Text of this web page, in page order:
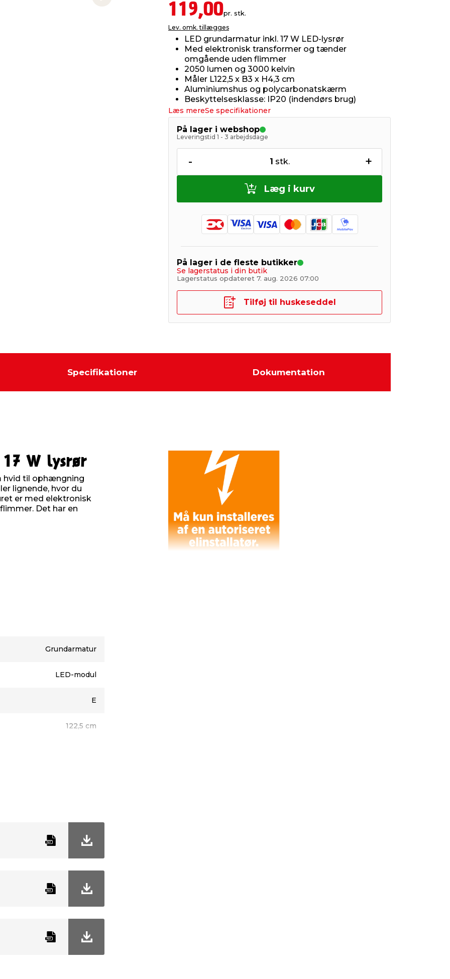
Next slide 119,00pr. stk.
Lev. omk. tillægges
LED grundarmatur inkl. 17 W LED-lysrør
Med elektronisk transformer og tænder
omgående uden flimmer
2050 lumen og 3000 kelvin
Måler L122,5 x B3 x H4,3 cm
Aluminiumshus og polycarbonatskærm
Beskyttelsesklasse: IP20 (indendørs brug)
Læs mereSe specifikationer
På lager i webshop
Leveringstid 1 - 3 arbejdsdage
- 1 stk. +
Læg i kurv
På lager i de fleste butikker
Se lagerstatus i din butik
Lagerstatus opdateret 7. aug. 2026 07:00
Tilføj til huskeseddel
Specifikationer Dokumentation
17 W lysrør
hvid til ophængning
lignende, hvor du
er med elektronisk
Det har en
Grundarmatur
LED-modul
E
122,5 cm